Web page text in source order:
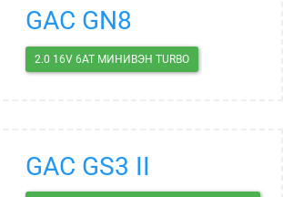
GAC GN8
2.0 16V 6AT МИНИВЭН TURBO
GAC GS3 II